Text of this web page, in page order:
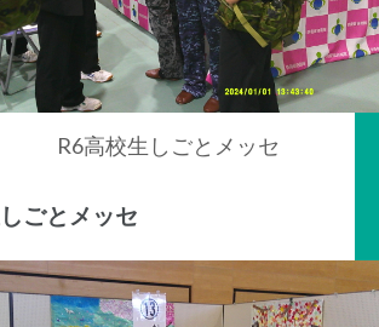
R6高校生しごとメッセ
ごとメッセ